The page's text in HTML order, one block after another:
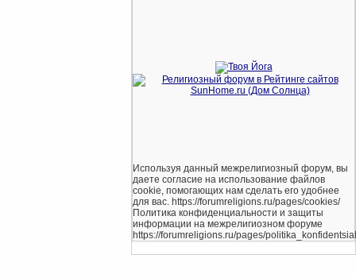
Используя данный межрелигиозный форум, вы
даете согласие на использование файлов
cookie, помогающих нам сделать его удобнее
для вас. https://forumreligions.ru/pages/cookies/
Политика конфиденциальности и защиты
информации на межрелигиозном форуме
https://forumreligions.ru/pages/